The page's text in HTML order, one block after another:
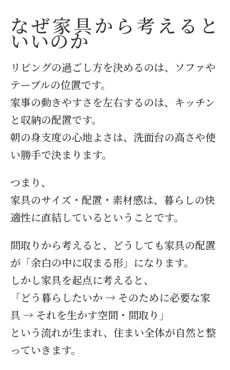
なぜ家具から考えると
いいのか
リビングの過ごし方を決めるのは、ソファや
テーブルの位置です。
家事の動きやすさを左右するのは、キッチン
と収納の配置です。
朝の身支度の心地よさは、洗面台の高さや使
い勝手で決まります。
つまり、
家具のサイズ・配置・素材感は、暮らしの快
適性に直結しているということです。
間取りから考えると、どうしても家具の配置
が「余白の中に収まる形」になります。
しかし家具を起点に考えると、
「どう暮らしたいか → そのために必要な家
具 → それを生かす空間・間取り」
という流れが生まれ、住まい全体が自然と整
っていきます。